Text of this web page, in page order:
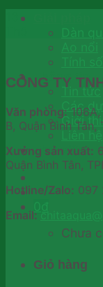
Thông tin
Tin tức
Các
Giới
Liên hệ
Thư viện
Chưa
Giỏ hàng
CÔNG TY
Văn phòng:
B, Quận Bình Tân,
Xưởng sản xuất:
Quận Bình Tân,
Hotline/Zalo: 097
Email: